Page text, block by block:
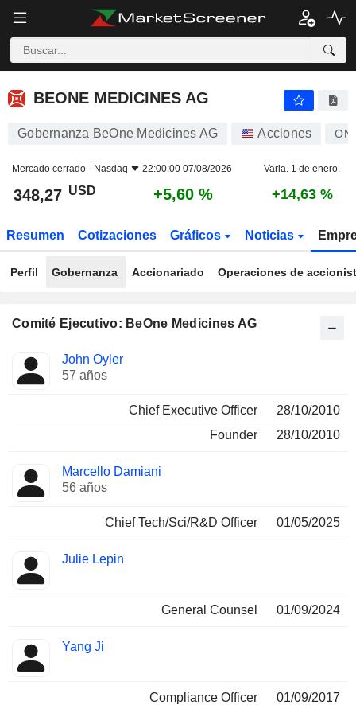
BEONE MEDICINES AG
BEONE MEDICINES AG
Gobernanza BeOne Medicines AG Acciones
Mercado cerrado - Nasdaq 22:00:00 07/08/2026 Varia. 1 de enero.
348,27 USD +5,60 % +14,63 %
Resumen Cotizaciones Gráficos Noticias
Perfil Gobernanza Accionariado Operaciones de
Comité Ejecutivo: BeOne Medicines AG
Director
Funciones
ocupadas
John Oyler
57 años
Chief Executive Officer
28/10/2010
Founder
28/10/2010
Marcello Damiani
56 años
Chief Tech/Sci/R&D Officer 01/05/2025
Julie Lepin
General Counsel 01/09/2024
Yang Ji
Compliance Officer 01/09/2017